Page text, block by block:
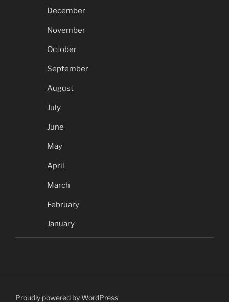
December
November
October
September
August
July
June
May
April
March
February
January
Proudly powered by WordPress